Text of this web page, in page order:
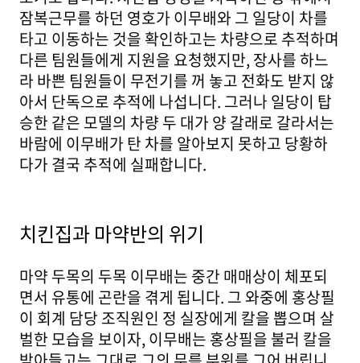
잠복근무를 하던 영호가 이무배와 그 일당이 차를
타고 이동하는 것을 확인하고는 차량으로 추적하며
다른 팀원들에게 지원을 요청했지만, 장사를 하느
라 바쁜 팀원들이 무전기를 꺼 놓고 전화도 받지 않
아서 단독으로 추적에 나섭니다. 그러나 일당이 탑
승한 같은 모델의 차량 두 대가 양 갈래로 갈라서는
바람에 이무배가 탄 차를 알아보지 못하고 당황하
다가 결국 추적에 실패합니다.
치킨집과 마약반의 위기
마약 두목의 두목 이무배는 중간 매매상이 체포되
면서 유통에 곤란을 겪게 됩니다. 그 와중에 홍상필
이 회계 담당 조직원인 정 실장에게 칼을 뽑으며 살
벌한 모습을 보이자, 이무배는 홍상필을 불러 칼을